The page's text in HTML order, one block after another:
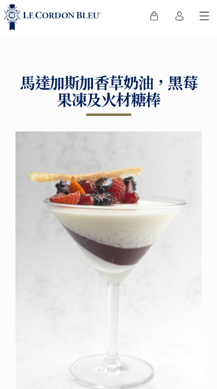
馬達加斯加香草奶油，黑莓
果凍及火材糖棒